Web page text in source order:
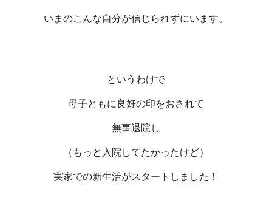
いまのこんな自分が信じられずにいます。
というわけで
母子ともに良好の印をおされて
無事退院し
（もっと入院してたかったけど）
実家での新生活がスタートしました！